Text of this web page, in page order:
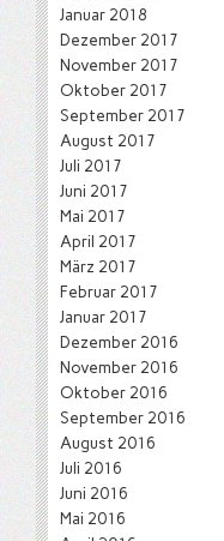
Januar 2018
Dezember 2017
November 2017
Oktober 2017
September 2017
August 2017
Juli 2017
Juni 2017
Mai 2017
April 2017
März 2017
Februar 2017
Januar 2017
Dezember 2016
November 2016
Oktober 2016
September 2016
August 2016
Juli 2016
Juni 2016
Mai 2016